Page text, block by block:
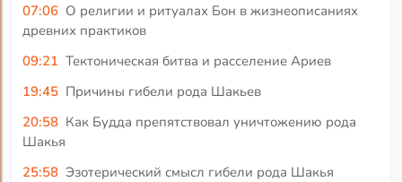
07:06 О религии и ритуалах Бон в жизнеописаниях
древних практиков
09:21 Тектоническая битва и расселение Ариев
19:45 Причины гибели рода Шакьев
20:58 Как Будда препятствовал уничтожению рода
Шакья
25:58 Эзотерический смысл гибели рода Шакья